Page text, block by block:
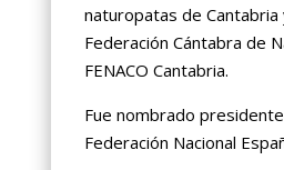
naturopatas de Cantabria
Federación Cántabra de
FENACO Cantabria.
Fue nombrado
Federación Nacional